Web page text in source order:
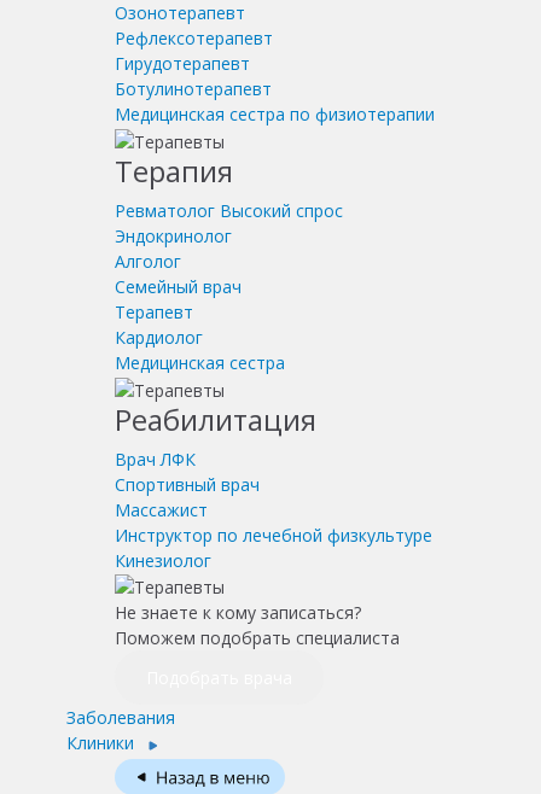
Озонотерапевт
Рефлексотерапевт
Гирудотерапевт
Ботулинотерапевт
Медицинская сестра по физиотерапии
Терапия
Ревматолог Высокий спрос
Эндокринолог
Алголог
Семейный врач
Терапевт
Кардиолог
Медицинская сестра
Реабилитация
Врач ЛФК
Спортивный врач
Массажист
Инструктор по лечебной физкультуре
Кинезиолог
Не знаете к кому записаться?
Поможем подобрать специалиста
Заболевания
Клиники